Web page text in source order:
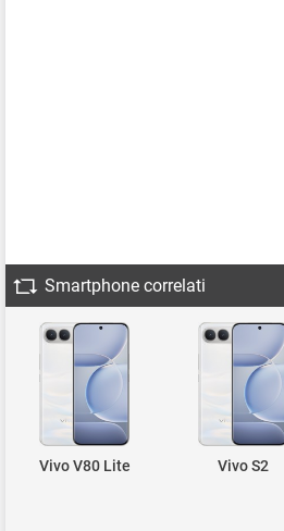
Smartphone correlati
Vivo V80 Lite Vivo S2